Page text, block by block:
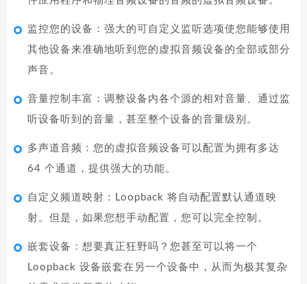
监控您的设备：强大的可自定义监听选项使您能够使用
其他设备来准确地听到您的虚拟音频设备的全部或部分
声音。
音量控制丰富：调整设备内各个源的相对音量、通过监
听设备听到的音量​​，甚至整个设备的音量级别。
多声道音频：您的虚拟音频设备可以配置为拥有多达
64 个通道，提供强大的功能。
自定义频道映射：Loopback 将自动配置默认通道映
射。但是，如果您想手动配置，您可以完全控制。
嵌套设备：想要真正狂野吗？您甚至可以将一个
Loopback 设备嵌套在另一个设备中，从而为极其复杂